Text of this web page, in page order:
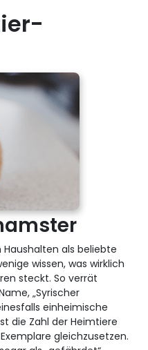
als beliebte
wissen, was wirklich
steckt. So verrät
„Syrischer
einheimische
die Zahl der Heimtiere
gleichzusetzen.